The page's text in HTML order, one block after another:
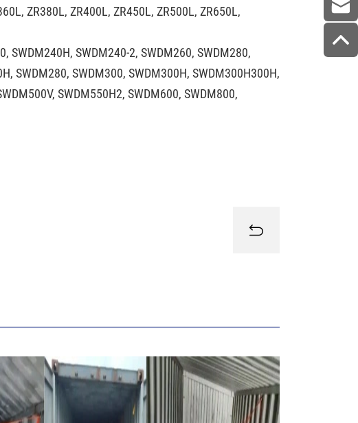
ZR380L, ZR400L, ZR450L, ZR500L, ZR650L,
SWDM240H, SWDM240-2, SWDM260, SWDM280,
SWDM280, SWDM300, SWDM300H, SWDM300H300H,
SWDM550H2, SWDM600, SWDM800,